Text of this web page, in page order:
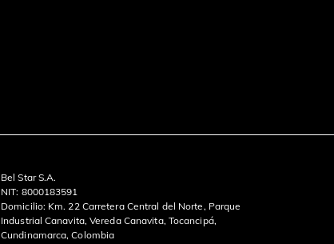
Bel Star S.A.
NIT: 8000183591
Domicilio: Km. 22 Carretera Central del Norte, Parque
Industrial Canavita, Vereda Canavita, Tocancipá,
Cundinamarca, Colombia